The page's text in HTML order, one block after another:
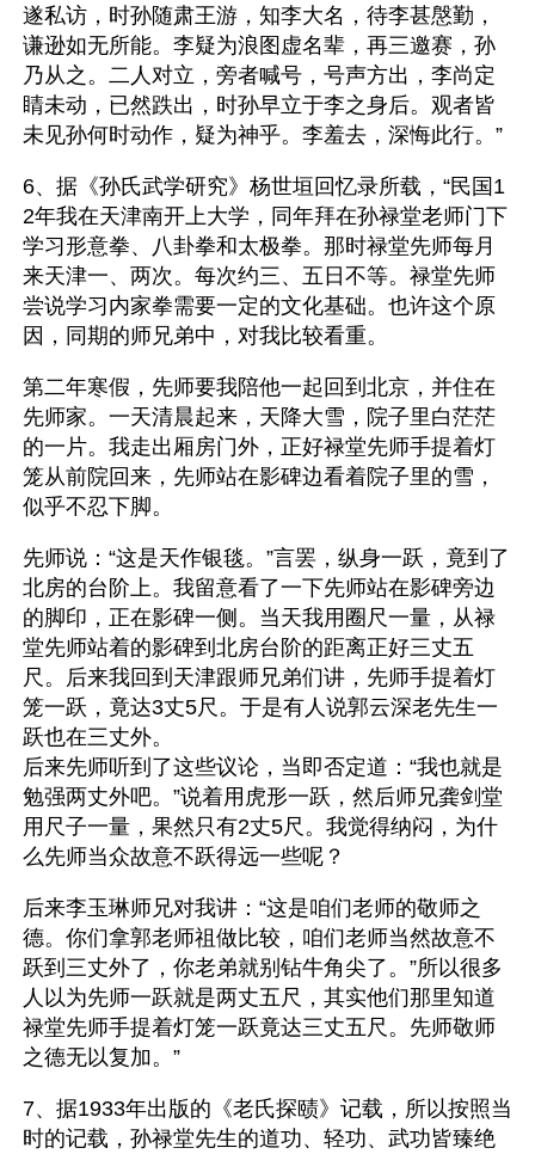
遂私访，时孙随肃王游，知李大名，待李甚慇勤，
谦逊如无所能。李疑为浪图虚名辈，再三邀赛，孙
乃从之。二人对立，旁者喊号，号声方出，李尚定
睛未动，已然跌出，时孙早立于李之身后。观者皆
未见孙何时动作，疑为神乎。李羞去，深悔此行。”
6、据《孙氏武学研究》杨世垣回忆录所载，“民国1
2年我在天津南开上大学，同年拜在孙禄堂老师门下
学习形意拳、八卦拳和太极拳。那时禄堂先师每月
来天津一、两次。每次约三、五日不等。禄堂先师
尝说学习内家拳需要一定的文化基础。也许这个原
因，同期的师兄弟中，对我比较看重。
第二年寒假，先师要我陪他一起回到北京，并住在
先师家。一天清晨起来，天降大雪，院子里白茫茫
的一片。我走出厢房门外，正好禄堂先师手提着灯
笼从前院回来，先师站在影碑边看着院子里的雪，
似乎不忍下脚。
先师说：“这是天作银毯。”言罢，纵身一跃，竟到了
北房的台阶上。我留意看了一下先师站在影碑旁边
的脚印，正在影碑一侧。当天我用圈尺一量，从禄
堂先师站着的影碑到北房台阶的距离正好三丈五
尺。后来我回到天津跟师兄弟们讲，先师手提着灯
笼一跃，竟达3丈5尺。于是有人说郭云深老先生一
跃也在三丈外。
后来先师听到了这些议论，当即否定道：“我也就是
勉强两丈外吧。”说着用虎形一跃，然后师兄龚剑堂
用尺子一量，果然只有2丈5尺。我觉得纳闷，为什
么先师当众故意不跃得远一些呢？
后来李玉琳师兄对我讲：“这是咱们老师的敬师之
德。你们拿郭老师祖做比较，咱们老师当然故意不
跃到三丈外了，你老弟就别钻牛角尖了。”所以很多
人以为先师一跃就是两丈五尺，其实他们那里知道
禄堂先师手提着灯笼一跃竟达三丈五尺。先师敬师
之德无以复加。”
7、据1933年出版的《老氏探赜》记载，所以按照当
时的记载，孙禄堂先生的道功、轻功、武功皆臻绝